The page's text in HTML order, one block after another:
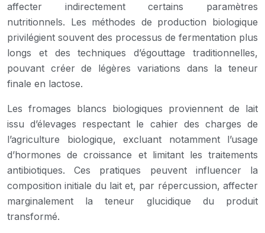
affecter indirectement certains paramètres
nutritionnels. Les méthodes de production biologique
privilégient souvent des processus de fermentation plus
longs et des techniques d’égouttage traditionnelles,
pouvant créer de légères variations dans la teneur
finale en lactose.
Les fromages blancs biologiques proviennent de lait
issu d’élevages respectant le cahier des charges de
l’agriculture biologique, excluant notamment l’usage
d’hormones de croissance et limitant les traitements
antibiotiques. Ces pratiques peuvent influencer la
composition initiale du lait et, par répercussion, affecter
marginalement la teneur glucidique du produit
transformé.